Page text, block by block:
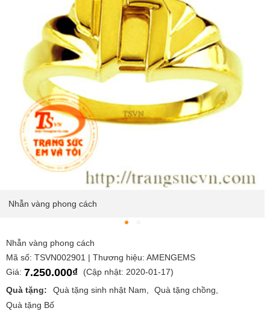
Nhẫn vàng phong cách
Nhẫn vàng phong cách
Mã số: TSVN002901 | Thương hiệu: AMENGEMS
Giá: 7.250.000₫
(Cập nhật: 2020-01-17)
Quà tặng:
Quà tặng sinh nhật Nam
Quà tặng chồng
Quà tặng Bố